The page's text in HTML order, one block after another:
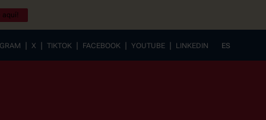
aquí!
| X | TIKTOK | FACEBOOK | YOUTUBE | LINKEDIN
ES